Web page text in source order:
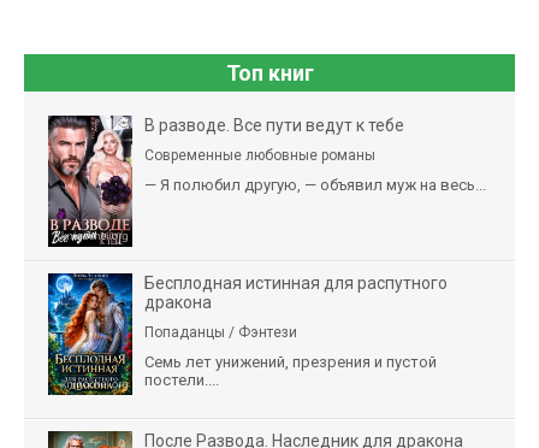
Топ книг
В разводе. Все пути ведут к тебе
Современные любовные романы
— Я полюбил другую, — объявил муж на весь...
Бесплодная истинная для распутного
дракона
Попаданцы / Фэнтези
Семь лет унижений, презрения и пустой
постели....
После Развода. Наследник для дракона